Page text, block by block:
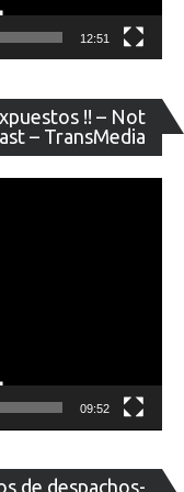
12:51
!! – Not
– TransMedia
de
09:52
de despachos-